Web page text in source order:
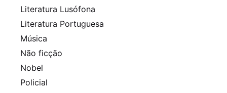
Literatura Lusófona
Literatura Portuguesa
Música
Não ficção
Nobel
Policial